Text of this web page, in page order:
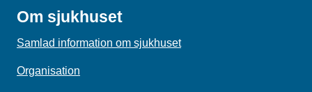
Om sjukhuset
Samlad information om sjukhuset
Organisation